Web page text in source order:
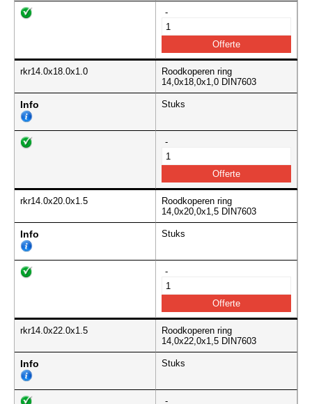
-
rkr14.0x18.0x1.0
Roodkoperen ring
14,0x18,0x1,0 DIN7603
Info Stuks
-
rkr14.0x20.0x1.5
Roodkoperen ring
14,0x20,0x1,5 DIN7603
Info Stuks
-
rkr14.0x22.0x1.5
Roodkoperen ring
14,0x22,0x1,5 DIN7603
Info Stuks
-